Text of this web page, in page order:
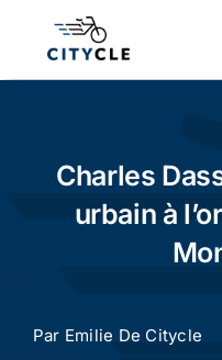
Cyclisme urbain
Charles
urbain à
Par Emilie De Citycle